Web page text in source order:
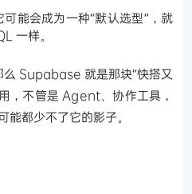
可能会成为一种“默认选型”，就
一样。
么 Supabase 就是那块“快搭又
，不管是 Agent、协作工具，
都少不了它的影子。